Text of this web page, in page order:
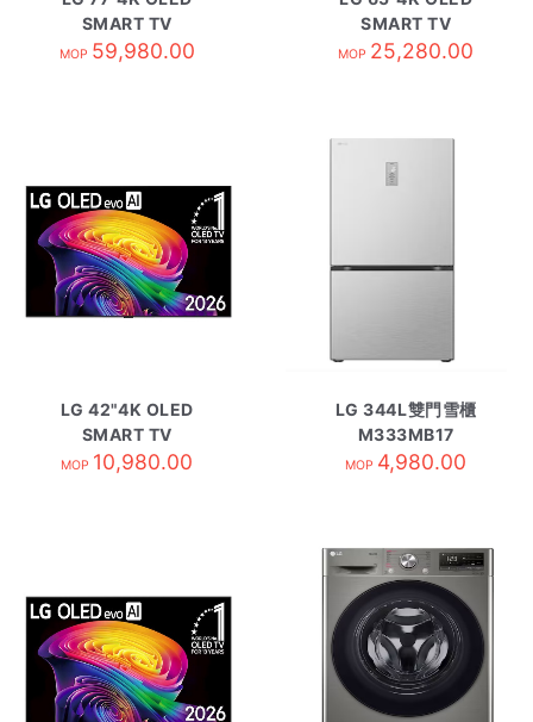
SMART TV
OLED77C2PCC
MOP 59,980.00
SMART TV
OLED65M4PCA
MOP 25,280.00
LG 42"4K OLED
SMART TV
OLED42C6PCA
MOP 10,980.00
LG 344L雙門雪櫃
M333MB17
MOP 4,980.00